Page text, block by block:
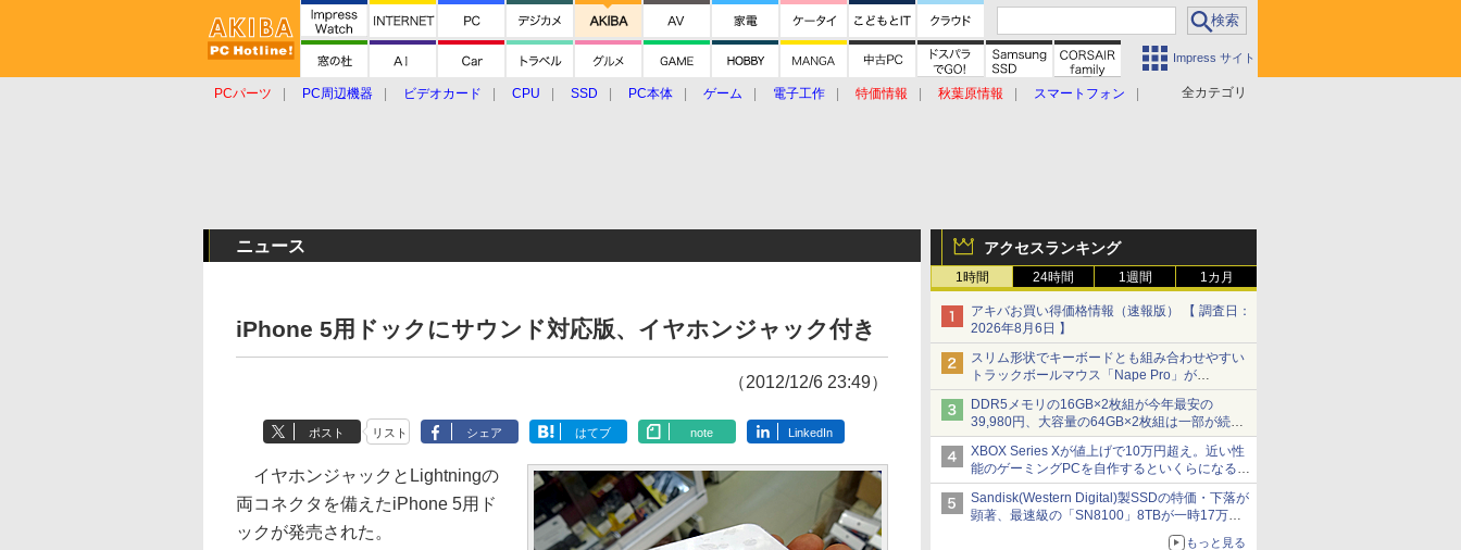
Impress サイト
全カテゴリ
PCパーツ PC周辺機器 ビデオカード CPU SSD PC本体 ゲーム 電子工作 特価情報 秋葉原情報
スマートフォン
アクセスランキング
1時間 24時間 1週間 1カ月
アキバお買い得価格情報（速報版） 【 調査日：
2026年8月6日 】
スリム形状でキーボードとも組み合わせやすい
トラックボールマウス「Nape Pro」が
Keychronから
DDR5メモリの16GB×2枚組が今年最安の
39,980円、大容量の64GB×2枚組は一部が続騰
[8月前半のメモリ価格]
XBOX Series Xが値上げで10万円超え。近い性
能のゲーミングPCを自作するといくらになる？
【石田賀津男の『酒の肴にPCゲーム』】
Sandisk(Western Digital)製SSDの特価・下落が
顕著、最速級の「SN8100」8TBが一時17万円
もっと見る
ニュース
iPhone 5用ドックにサウンド対応版、イヤホンジャック付き
（2012/12/6 23:49）
ポスト リスト シェア はてブ note LinkedIn
イヤホンジャックとLightningの
両コネクタを備えたiPhone 5用ド
ックが発売された。